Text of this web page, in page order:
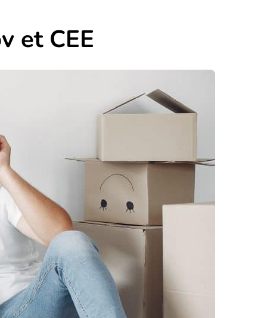
et CEE